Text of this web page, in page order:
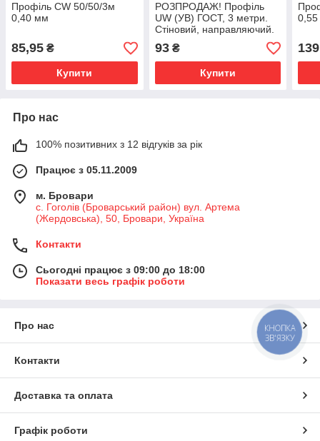
Профіль CW 50/50/3м
0,40 мм
85,95 ₴
Купити
РОЗПРОДАЖ! Профіль
UW (УВ) ГОСТ, 3 метри.
Стіновий, направляючий.
Товщина металу - 0,55 мм
93₴
Купити
Про нас
100% позитивних з 12 відгуків за рік
Працює з 05.11.2009
м. Бровари
с. Гоголів (Броварський район) вул. Артема
(Жердовська), 50, Бровари, Україна
Контакти
Сьогодні працює з 09:00 до 18:00
Показати весь графік роботи
Про нас
Контакти
Доставка та оплата
Графік роботи
КНОПКА
ЗВ'ЯЗКУ